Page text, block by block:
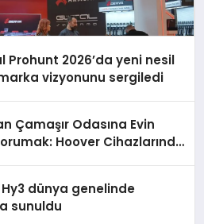
Prohunt 2026’da yeni nesil
vizyonunu sergiledi
Çamaşır Odasına Evin
Hoover Cihazlarında
dünya genelinde
sunuldu